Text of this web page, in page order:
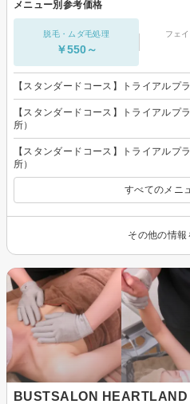
メニュー別参考価格
脱毛・ムダ毛処理
￥550～
フェ
【スタンダードコース】トライアルプ
【スタンダードコース】トライアルプ
所）
【スタンダードコース】トライアルプ
所）
すべてのメニ
その他の情報
BUSTSALON HEARTLAND